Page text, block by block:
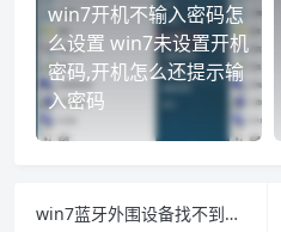
win7开机不输入密码怎
么设置 win7未设置开机
密码,开机怎么还提示输
入密码
win7蓝牙外围设备找不到驱动程序怎么办 win7蓝牙外围设备驱动安装失败